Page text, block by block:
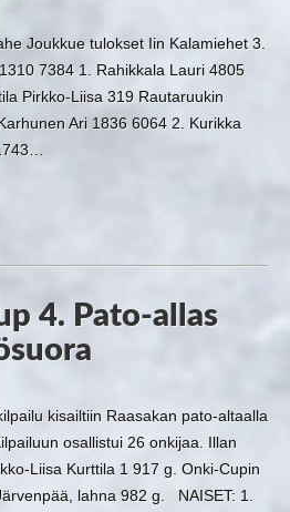
Joukkue tulokset Iin Kalamiehet 3.
7384 1. Rahikkala Lauri 4805
Pirkko-Liisa 319 Rautaruukin
Ari 1836 6064 2. Kurikka
4. Pato-allas
kisailtiin Raasakan pato-altaalla
osallistui 26 onkijaa. Illan
Liisa Kurttila 1 917 g. Onki-Cupin
lahna 982 g. NAISET: 1.